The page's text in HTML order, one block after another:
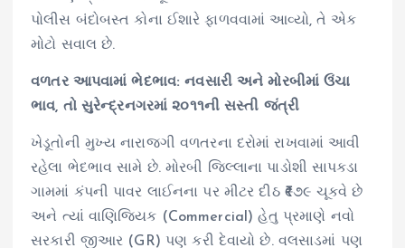
પોલીસ બંદોબસ્ત કોના ઈશારે ફાળવવામાં આવ્યો, તે એક
મોટો સવાલ છે.
વળતર આપવામાં ભેદભાવ: નવસારી અને મોરબીમાં ઉંચા
ભાવ, તો સુરેન્દ્રનગરમાં ૨૦૧૧ની સસ્તી જંત્રી
ખેડૂતોની મુખ્ય નારાજગી વળતરના દરોમાં રાખવામાં આવી
રહેલા ભેદભાવ સામે છે. મોરબી જિલ્લાના પાડોશી સાપકડા
ગામમાં કંપની પાવર લાઈનના પર મીટર દીઠ ₹૯૭૯ ચૂકવે છે
અને ત્યાં વાણિજ્યિક (Commercial) હેતુ પ્રમાણે નવો
સરકારી જીઆર (GR) પણ કરી દેવાયો છે. વલસાડમાં પણ